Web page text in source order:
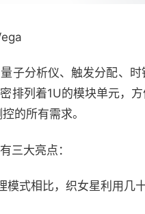
子分析仪、触发分配、
排列着1U的模块单元，
的所有需求。
三大亮点：
模式相比，织女星利用几